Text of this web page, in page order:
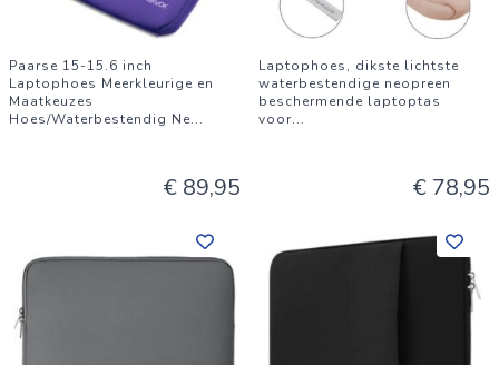
Paarse 15-15.6 inch
Laptophoes Meerkleurige en
Maatkeuzes
Hoes/Waterbestendig Ne...
€ 89,95
Laptophoes, dikste lichtste
waterbestendige neopreen
beschermende laptoptas
voor...
€ 78,95